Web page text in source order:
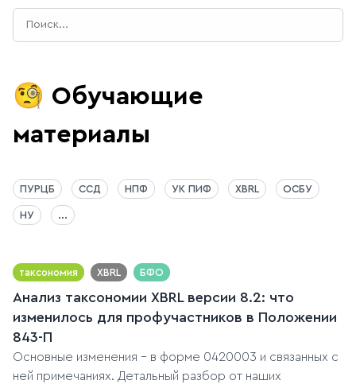
🧐 Обучающие
материалы
ПУРЦБ ССД НПФ УК ПИФ XBRL ОСБУ
НУ ...
таксономия XBRL БФО
Анализ таксономии XBRL версии 8.2: что
изменилось для профучастников в Положении
843-П
Основные изменения - в форме 0420003 и связанных с
ней примечаниях. Детальный разбор от наших